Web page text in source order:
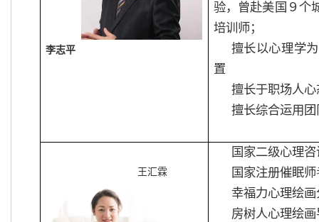
李志平
验，曾赴美国９个
培训师；
擅长以心理学
置
擅长于职场人
擅长综合运用
王汇霖
国家二级心理
国家注册催眠
幸福力心理绘
房树人心理绘画